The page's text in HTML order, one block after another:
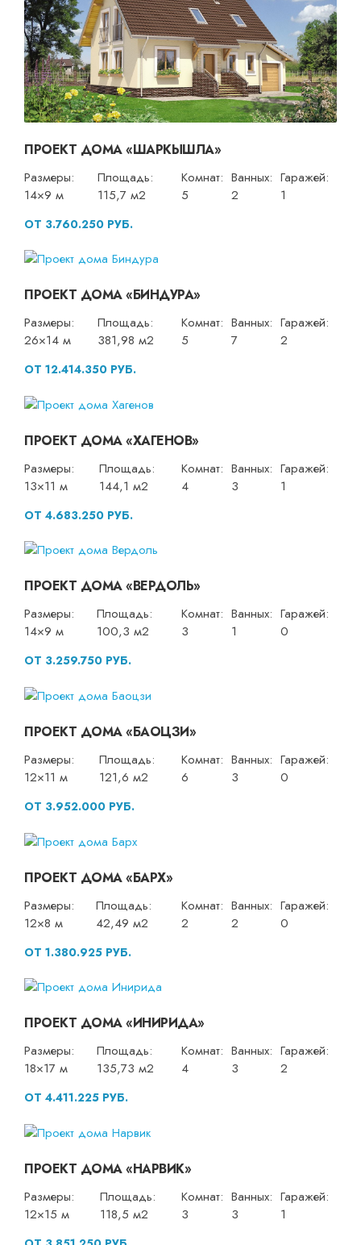
ПРОЕКТ ДОМА «ШАРКЫШЛА»
Размеры:
14×9 м
Площадь:
115,7 м2
Комнат:
5
Ванных:
2
Гаражей:
1
ОТ 3.760.250 РУБ.
ПРОЕКТ ДОМА «БИНДУРА»
Размеры:
26×14 м
Площадь:
381,98 м2
Комнат:
5
Ванных:
7
Гаражей:
2
ОТ 12.414.350 РУБ.
ПРОЕКТ ДОМА «ХАГЕНОВ»
Размеры:
13×11 м
Площадь:
144,1 м2
Комнат:
4
Ванных:
3
Гаражей:
1
ОТ 4.683.250 РУБ.
ПРОЕКТ ДОМА «ВЕРДОЛЬ»
Размеры:
14×9 м
Площадь:
100,3 м2
Комнат:
3
Ванных:
1
Гаражей:
0
ОТ 3.259.750 РУБ.
ПРОЕКТ ДОМА «БАОЦЗИ»
Размеры:
12×11 м
Площадь:
121,6 м2
Комнат:
6
Ванных:
3
Гаражей:
0
ОТ 3.952.000 РУБ.
ПРОЕКТ ДОМА «БАРХ»
Размеры:
12×8 м
Площадь:
42,49 м2
Комнат:
2
Ванных:
2
Гаражей:
0
ОТ 1.380.925 РУБ.
ПРОЕКТ ДОМА «ИНИРИДА»
Размеры:
18×17 м
Площадь:
135,73 м2
Комнат:
4
Ванных:
3
Гаражей:
2
ОТ 4.411.225 РУБ.
ПРОЕКТ ДОМА «НАРВИК»
Размеры:
12×15 м
Площадь:
118,5 м2
Комнат:
3
Ванных:
3
Гаражей:
1